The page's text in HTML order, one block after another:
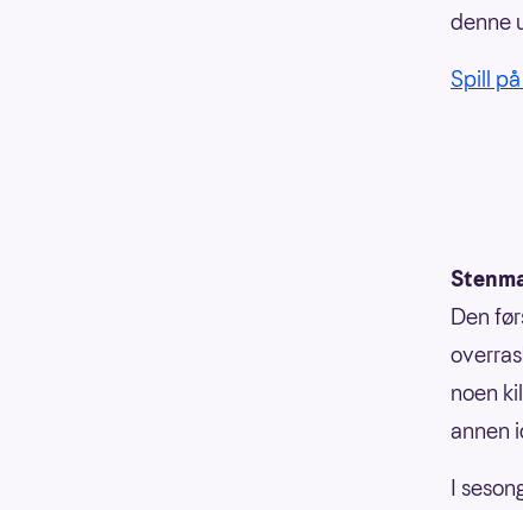
denne
Spill
Den
noen
annen
I